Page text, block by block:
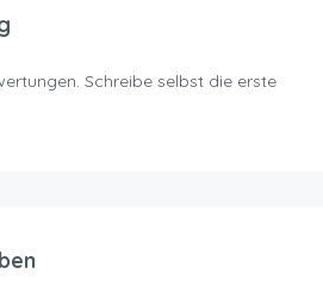
Schreibe selbst die erste